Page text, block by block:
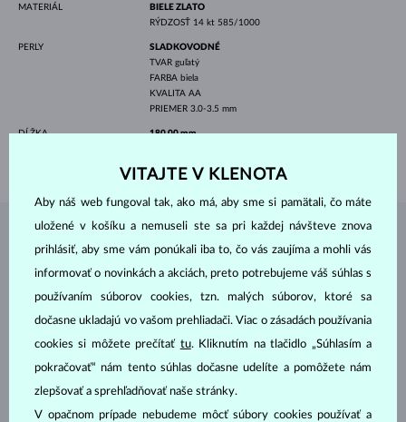
MATERIÁL
BIELE ZLATO
RÝDZOSŤ 14 kt 585/1000
PERLY
SLADKOVODNÉ
TVAR guľatý
FARBA biela
KVALITA AA
PRIEMER 3.0-3.5 mm
DĹŽKA 180.00 mm
ŠPERKY Z ATELIÉRU KLENOTA
VITAJTE V KLENOTA
Aby náš web fungoval tak, ako má, aby sme si pamätali, čo máte
uložené v košíku a nemuseli ste sa pri každej návšteve znova
prihlásiť, aby sme vám ponúkali iba to, čo vás zaujíma a mohli vás
informovať o novinkách a akciách, preto potrebujeme váš súhlas s
používaním súborov cookies, tzn. malých súborov, ktoré sa
dočasne ukladajú vo vašom prehliadači. Viac o zásadách používania
cookies si môžete prečítať tu. Kliknutím na tlačidlo „Súhlasím a
pokračovať“ nám tento súhlas dočasne udelíte a pomôžete nám
zlepšovať a sprehľadňovať naše stránky.
V opačnom prípade nebudeme môcť súbory cookies používať a